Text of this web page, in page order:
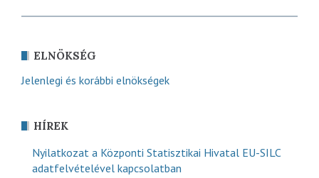
ELNÖKSÉG
Jelenlegi és korábbi elnökségek
HÍREK
Nyilatkozat a Központi Statisztikai Hivatal EU-SILC
adatfelvételével kapcsolatban